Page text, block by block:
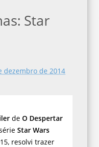
Star
dezembro de 2014
de O Despertar
Star Wars
resolvi trazer